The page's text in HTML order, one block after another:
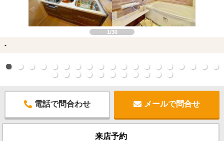
1/30
-
電話で問合わせ メールで問合せ
来店予約